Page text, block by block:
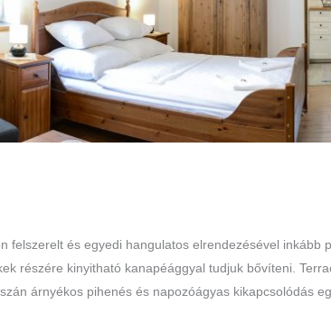
felszerelt és egyedi hangulatos elrendezésével
részére kinyitható kanapéággyal tudjuk bővíteni.
árnyékos pihenés és napozóágyas kikapcsolódás